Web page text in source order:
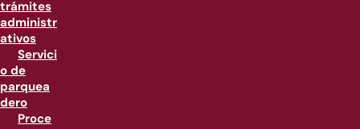
trámites
administr
ativos
Servici
o de
parquea
dero
Proce